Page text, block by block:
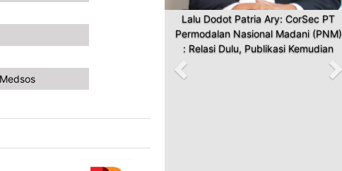
Lalu Dodot Patria Ary: CorSec PT
Permodalan Nasional Madani (PNM)
: Relasi Dulu, Publikasi Kemudian